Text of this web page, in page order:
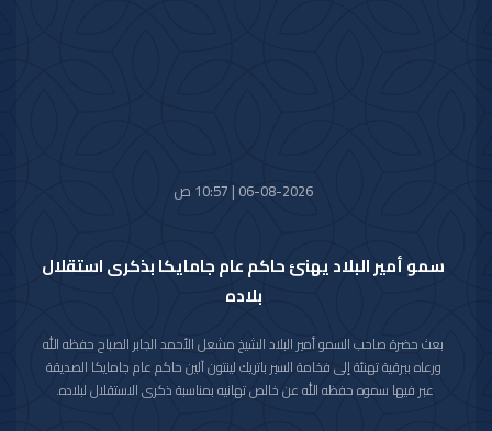
06-08-2026 | 10:57 ص
سمو أمير البلاد يهنئ حاكم عام جامايكا بذكرى استقلال
بلاده
بعث حضرة صاحب السمو أمير البلاد الشيخ مشعل الأحمد الجابر الصباح حفظه الله
ورعاه ببرقية تهنئة إلى فخامة السير باتريك لينتون آلين حاكم عام جامايكا الصديقة
عبر فيها سموه حفظه الله عن خالص تهانيه بمناسبة ذكرى الاستقلال لبلاده.